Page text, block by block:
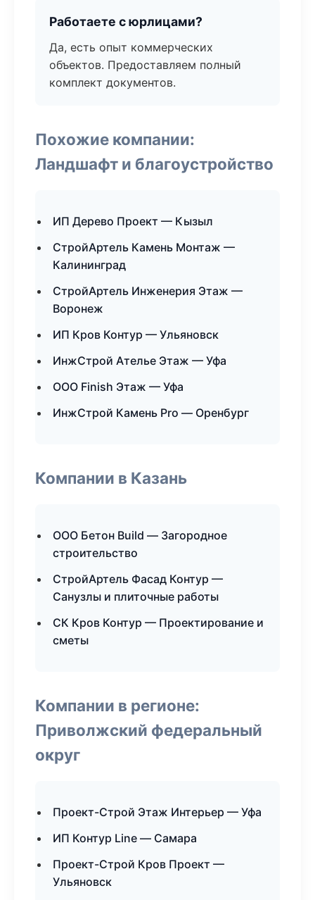
Работаете с юрлицами?
Да, есть опыт коммерческих
объектов. Предоставляем полный
комплект документов.
Похожие компании:
Ландшафт и благоустройство
ИП Дерево Проект — Кызыл
СтройАртель Камень Монтаж —
Калининград
СтройАртель Инженерия Этаж —
Воронеж
ИП Кров Контур — Ульяновск
ИнжСтрой Ателье Этаж — Уфа
ООО Finish Этаж — Уфа
ИнжСтрой Камень Pro — Оренбург
Компании в Казань
ООО Бетон Build — Загородное
строительство
СтройАртель Фасад Контур —
Санузлы и плиточные работы
СК Кров Контур — Проектирование и
сметы
Компании в регионе:
Приволжский федеральный
округ
Проект-Строй Этаж Интерьер — Уфа
ИП Контур Line — Самара
Проект-Строй Кров Проект —
Ульяновск